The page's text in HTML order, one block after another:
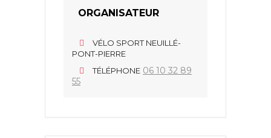
ORGANISATEUR
VÉLO SPORT NEUILLÉ-
PONT-PIERRE
TÉLÉPHONE 06 10 32 89
55